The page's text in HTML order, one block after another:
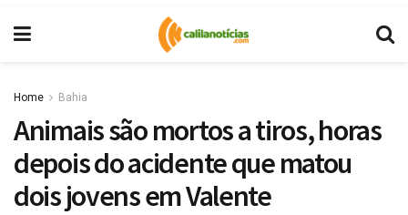
Home Bahia
Animais são mortos a tiros, horas
depois do acidente que matou
dois jovens em Valente